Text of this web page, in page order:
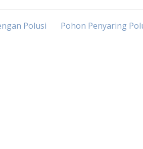
Polusi
Pohon Penyaring